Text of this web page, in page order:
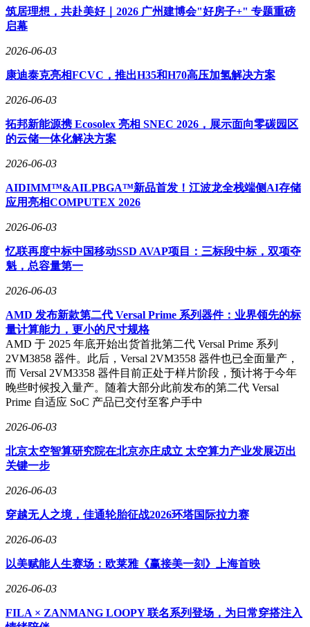
筑居理想，共赴美好｜2026 广州建博会"好房子+" 专题重磅
启幕
2026-06-03
康迪泰克亮相FCVC，推出H35和H70高压加氢解决方案
2026-06-03
拓邦新能源携 Ecosolex 亮相 SNEC 2026，展示面向零碳园区
的云储一体化解决方案
2026-06-03
AIDIMM™&AILPBGA™新品首发！江波龙全栈端侧AI存储
应用亮相COMPUTEX 2026
2026-06-03
忆联再度中标中国移动SSD AVAP项目：三标段中标，双项夺
魁，总容量第一
2026-06-03
AMD 发布新款第二代 Versal Prime 系列器件：业界领先的标
量计算能力，更小的尺寸规格
AMD 于 2025 年底开始出货首批第二代 Versal Prime 系列
2VM3858 器件。此后，Versal 2VM3558 器件也已全面量产，
而 Versal 2VM3358 器件目前正处于样片阶段，预计将于今年
晚些时候投入量产。随着大部分此前发布的第二代 Versal
Prime 自适应 SoC 产品已交付至客户手中
2026-06-03
北京太空智算研究院在北京亦庄成立 太空算力产业发展迈出
关键一步
2026-06-03
穿越无人之境，佳通轮胎征战2026环塔国际拉力赛
2026-06-03
以美赋能人生赛场：欧莱雅《赢接美一刻》上海首映
2026-06-03
FILA × ZANMANG LOOPY 联名系列登场，为日常穿搭注入